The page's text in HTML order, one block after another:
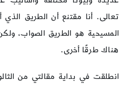
تعالى. أنا مقتنع أن الطريق الذي
المسيحية هو الطريق الصواب،
هناك طرقًا أخرى.
انطلقت في بداية مقالتي من